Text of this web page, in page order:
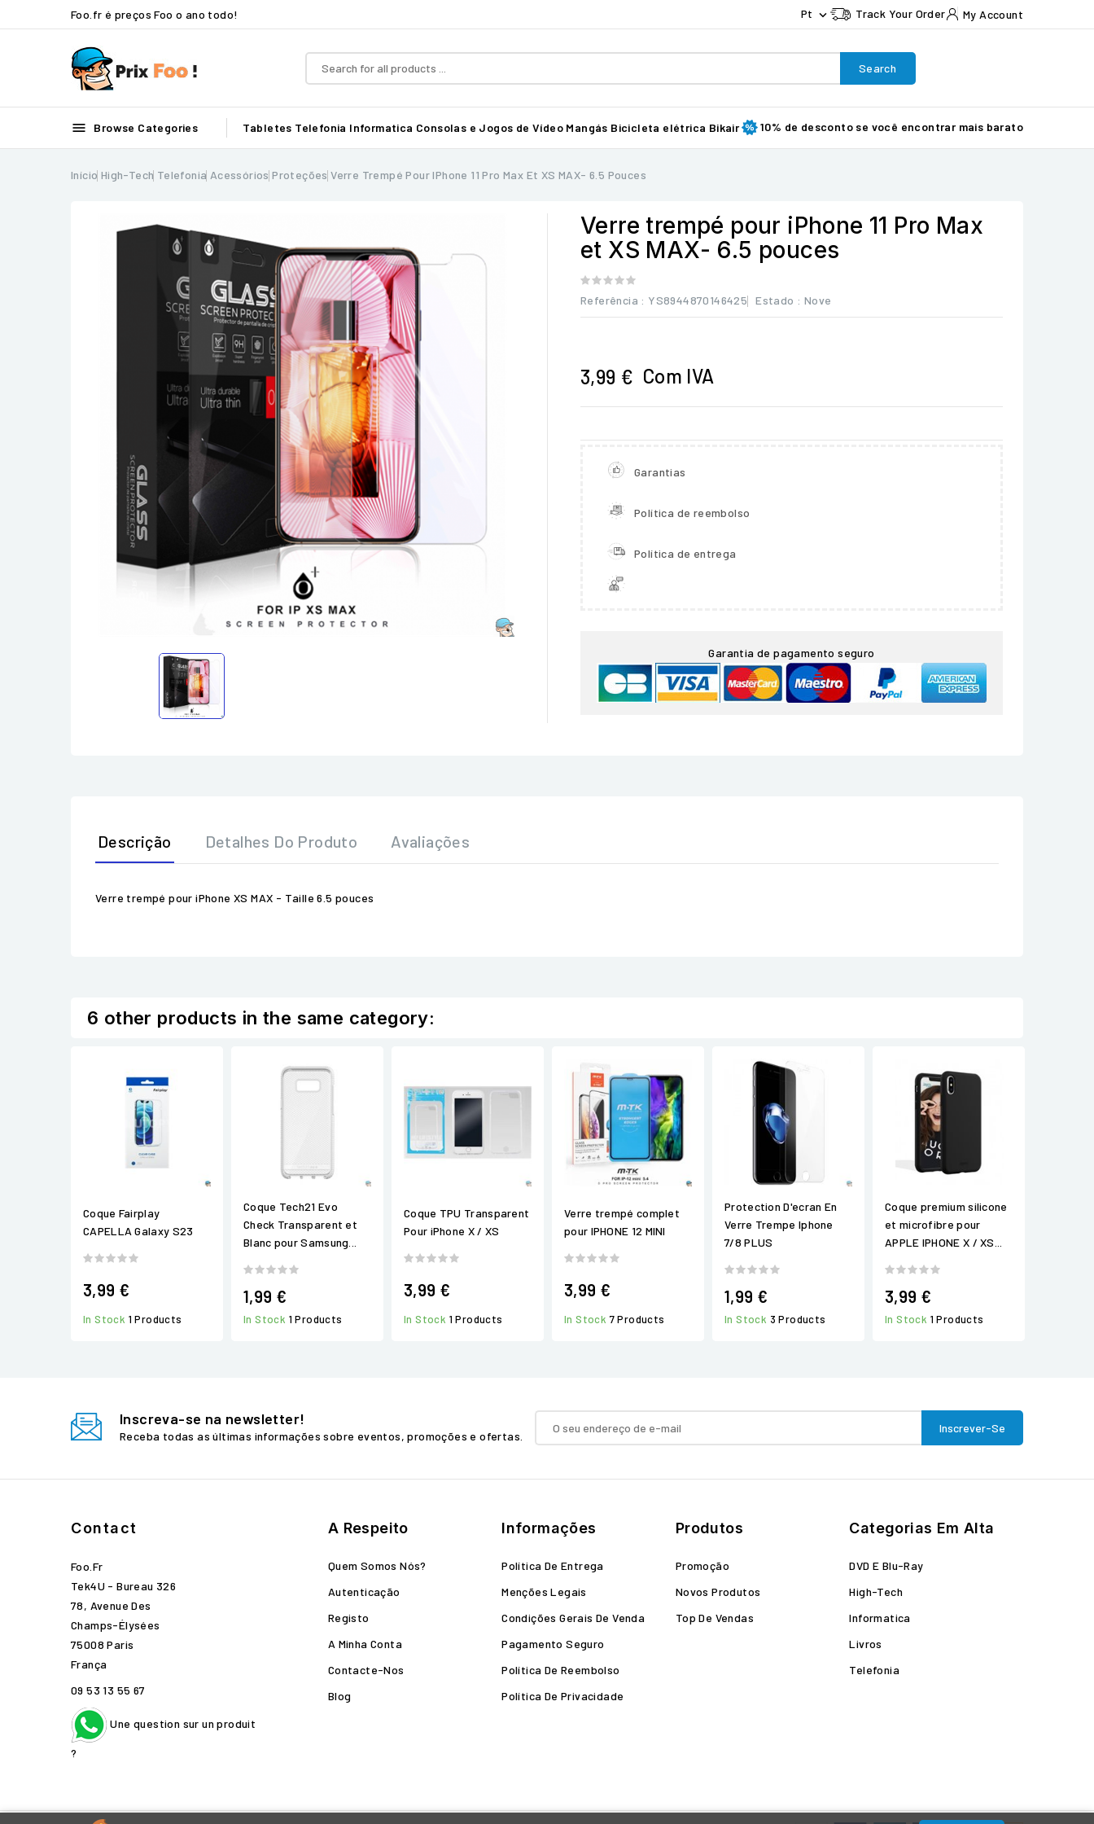
Foo.fr é preços Foo o ano todo! Pt  Track Your Order My Account
Search
 Browse Categories Tabletes Telefonia Informatica Consolas e Jogos de Vídeo Mangás Bicicleta elétrica Bikair 10% de desconto se você encontrar mais barato
Início High-Tech Telefonia Acessórios Proteções Verre Trempé Pour IPhone 11 Pro Max Et XS MAX- 6.5 Pouces

Verre trempé pour iPhone 11 Pro Max
et XS MAX- 6.5 pouces
Referência : YS8944870146425 Estado : Nove
3,99 € Com IVA
Garantias
Política de reembolso
Política de entrega
Garantia de pagamento seguro
Descrição Detalhes Do Produto Avaliações
Verre trempé pour iPhone XS MAX - Taille 6.5 pouces
6 other products in the same category:
Coque Fairplay
CAPELLA Galaxy S23
3,99 €
In Stock 1 Products
Coque Tech21 Evo
Check Transparent et
Blanc pour Samsung...
1,99 €
In Stock 1 Products
Coque TPU Transparent
Pour iPhone X / XS
3,99 €
In Stock 1 Products
Verre trempé complet
pour IPHONE 12 MINI
3,99 €
In Stock 7 Products
Protection D'ecran En
Verre Trempe Iphone
7/8 PLUS
1,99 €
In Stock 3 Products
Coque premium silicone
et microfibre pour
APPLE IPHONE X / XS...
3,99 €
In Stock 1 Products
Inscreva-se na newsletter!
Receba todas as últimas informações sobre eventos, promoções e ofertas.
Contact
Foo.fr
Tek4U - Bureau 326
78, Avenue Des
Champs-Élysées
75008 Paris
França
09 53 13 55 67
Une question sur un produit
?
A Respeito
Quem Somos Nós?
Autenticação
Registo
A Minha Conta
Contacte-Nos
Blog
Informações
Política De Entrega
Menções Legais
Condições Gerais De Venda
Pagamento Seguro
Política De Reembolso
Política De Privacidade
Produtos
Promoção
Novos Produtos
Top De Vendas
Categorias Em Alta
DVD E Blu-Ray
High-Tech
Informatica
Livros
Telefonia